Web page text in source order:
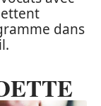
dans